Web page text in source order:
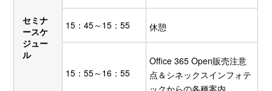
セミナ
ースケ
ジュー
ル
15：45～15：55 休憩
15：55～16：55
Office 365 Open販売注意
点＆シネックスインフォテ